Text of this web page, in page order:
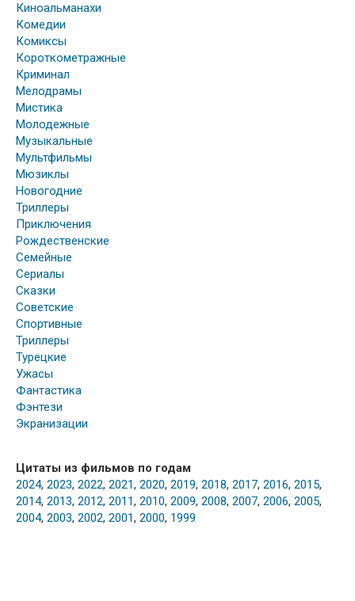
Киноальманахи
Комедии
Комиксы
Короткометражные
Криминал
Мелодрамы
Мистика
Молодежные
Музыкальные
Мультфильмы
Мюзиклы
Новогодние
Триллеры
Приключения
Рождественские
Семейные
Сериалы
Сказки
Советские
Спортивные
Триллеры
Турецкие
Ужасы
Фантастика
Фэнтези
Экранизации
Цитаты из фильмов по годам
2024, 2023, 2022, 2021, 2020, 2019, 2018, 2017, 2016, 2015,
2014, 2013, 2012, 2011, 2010, 2009, 2008, 2007, 2006, 2005,
2004, 2003, 2002, 2001, 2000, 1999